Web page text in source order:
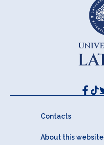
Contacts
About this website